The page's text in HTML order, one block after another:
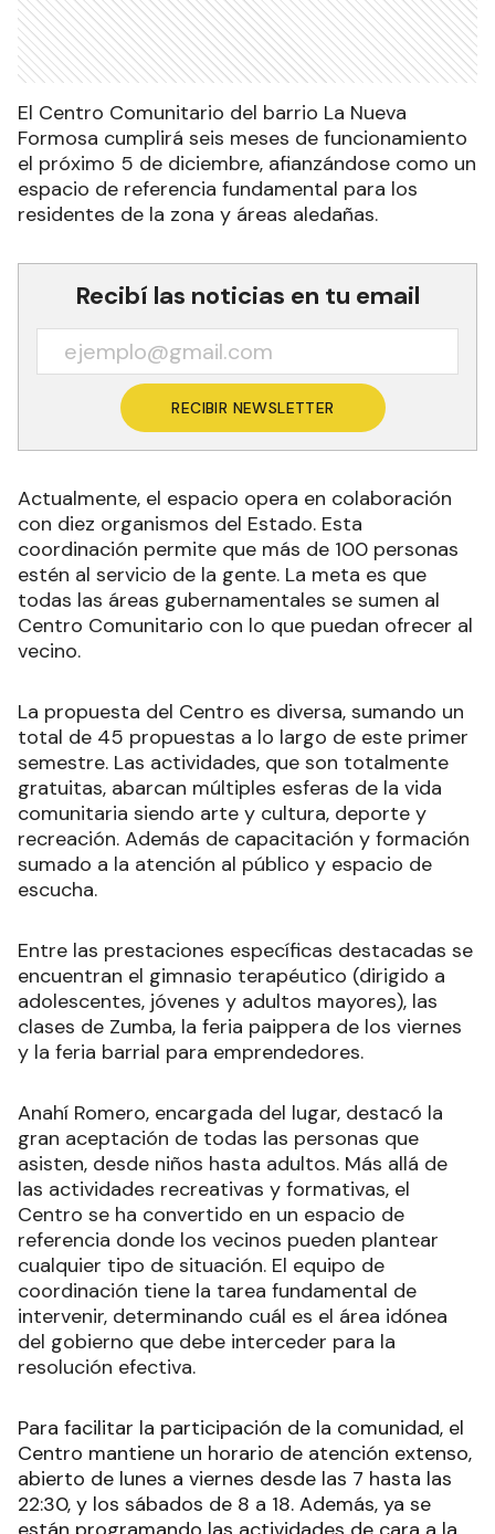
El Centro Comunitario del barrio La Nueva
Formosa cumplirá seis meses de funcionamiento
el próximo 5 de diciembre, afianzándose como un
espacio de referencia fundamental para los
residentes de la zona y áreas aledañas.
Recibí las noticias en tu email
RECIBIR NEWSLETTER
Actualmente, el espacio opera en colaboración
con diez organismos del Estado. Esta
coordinación permite que más de 100 personas
estén al servicio de la gente. La meta es que
todas las áreas gubernamentales se sumen al
Centro Comunitario con lo que puedan ofrecer al
vecino.
La propuesta del Centro es diversa, sumando un
total de 45 propuestas a lo largo de este primer
semestre. Las actividades, que son totalmente
gratuitas, abarcan múltiples esferas de la vida
comunitaria siendo arte y cultura, deporte y
recreación. Además de capacitación y formación
sumado a la atención al público y espacio de
escucha.
Entre las prestaciones específicas destacadas se
encuentran el gimnasio terapéutico (dirigido a
adolescentes, jóvenes y adultos mayores), las
clases de Zumba, la feria paippera de los viernes
y la feria barrial para emprendedores.
Anahí Romero, encargada del lugar, destacó la
gran aceptación de todas las personas que
asisten, desde niños hasta adultos. Más allá de
las actividades recreativas y formativas, el
Centro se ha convertido en un espacio de
referencia donde los vecinos pueden plantear
cualquier tipo de situación. El equipo de
coordinación tiene la tarea fundamental de
intervenir, determinando cuál es el área idónea
del gobierno que debe interceder para la
resolución efectiva.
Para facilitar la participación de la comunidad, el
Centro mantiene un horario de atención extenso,
abierto de lunes a viernes desde las 7 hasta las
22:30, y los sábados de 8 a 18. Además, ya se